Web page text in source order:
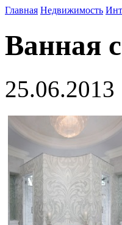
Главная Недвижимость
Ванная
25.06.2013